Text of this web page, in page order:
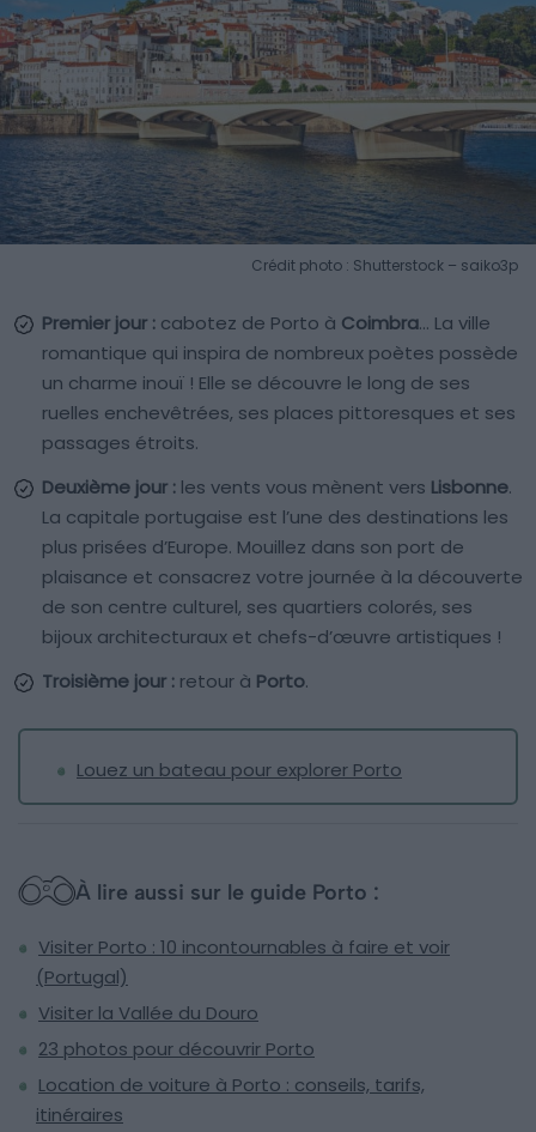
Crédit photo : Shutterstock – saiko3p
Premier jour : cabotez de Porto à Coimbra… La ville
romantique qui inspira de nombreux poètes possède
un charme inouï ! Elle se découvre le long de ses
ruelles enchevêtrées, ses places pittoresques et ses
passages étroits.
Deuxième jour : les vents vous mènent vers Lisbonne.
La capitale portugaise est l’une des destinations les
plus prisées d’Europe. Mouillez dans son port de
plaisance et consacrez votre journée à la découverte
de son centre culturel, ses quartiers colorés, ses
bijoux architecturaux et chefs-d’œuvre artistiques !
Troisième jour : retour à Porto.
Louez un bateau pour explorer Porto
À lire aussi sur le guide Porto :
Visiter Porto : 10 incontournables à faire et voir
(Portugal)
Visiter la Vallée du Douro
23 photos pour découvrir Porto
Location de voiture à Porto : conseils, tarifs,
itinéraires